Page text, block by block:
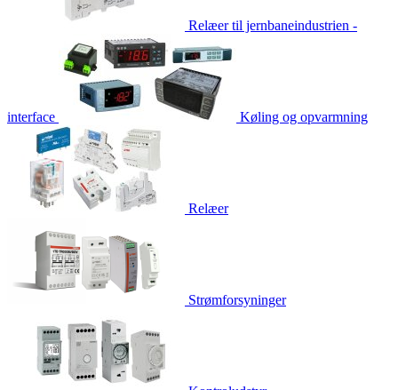
Relæer til jernbaneindustrien -
interface Køling og opvarmning
Relæer
Strømforsyninger